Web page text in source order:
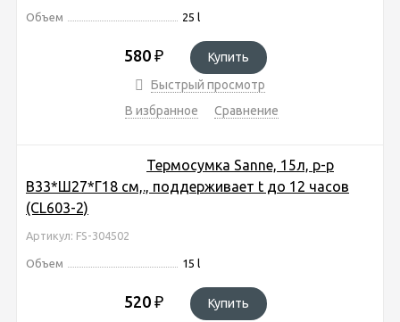
Объем 25 l
580 ₽
Купить
Быстрый просмотр
В избранное
Сравнение
Термосумка Sanne, 15л, р-р
В33*Ш27*Г18 cм,., поддерживает t до 12 часов
(CL603-2)
Артикул: FS-304502
Объем 15 l
520 ₽
Купить